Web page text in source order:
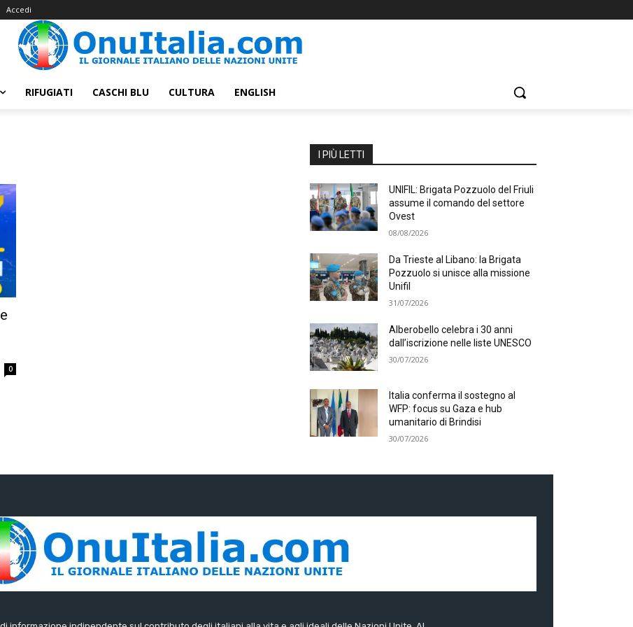
Accedi
RIFUGIATI CASCHI BLU CULTURA ENGLISH
0
I PIÙ LETTI
UNIFIL: Brigata Pozzuolo del Friuli
assume il comando del settore
Ovest
08/08/2026
Da Trieste al Libano: la Brigata
Pozzuolo si unisce alla missione
Unifil
31/07/2026
Alberobello celebra i 30 anni
dall’iscrizione nelle liste UNESCO
30/07/2026
Italia conferma il sostegno al
WFP: focus su Gaza e hub
umanitario di Brindisi
30/07/2026